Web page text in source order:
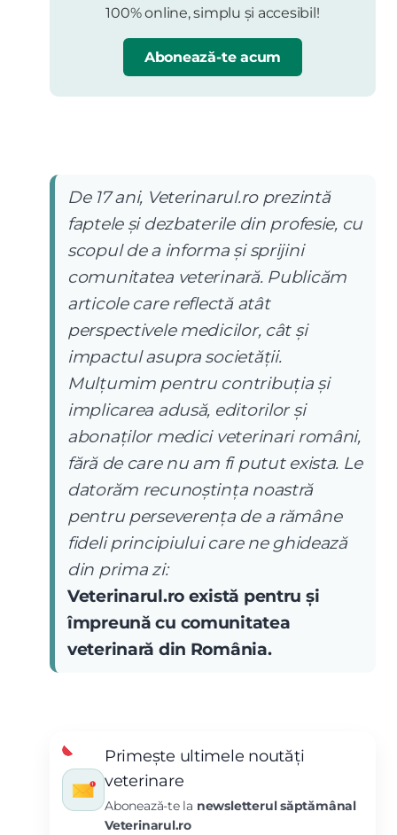
100% online, simplu și accesibil!
Abonează-te acum
De 17 ani, Veterinarul.ro prezintă
faptele și dezbaterile din profesie, cu
scopul de a informa și sprijini
comunitatea veterinară. Publicăm
articole care reflectă atât
perspectivele medicilor, cât și
impactul asupra societății.
Mulțumim pentru contribuția și
implicarea adusă, editorilor și
abonaților medici veterinari români,
fără de care nu am fi putut exista. Le
datorăm recunoștința noastră
pentru perseverența de a rămâne
fideli principiului care ne ghidează
din prima zi:
Veterinarul.ro există pentru și
împreună cu comunitatea
veterinară din România.
Primește ultimele noutăți
veterinare
Abonează-te la newsletterul săptămânal
Veterinarul.ro